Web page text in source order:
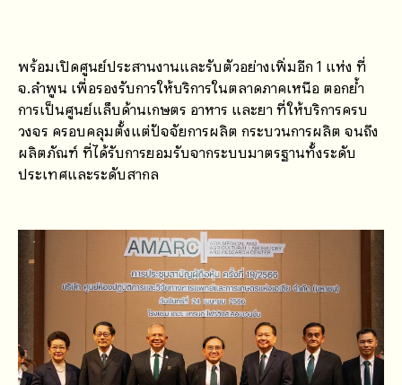
พร้อมเปิดศูนย์ประสานงานและรับตัวอย่างเพิ่มอีก 1 แห่ง ที่
จ.ลำพูน เพื่อรองรับการให้บริการในตลาดภาคเหนือ ตอกย้ำ
การเป็นศูนย์แล็บด้านเกษตร อาหาร และยา ที่ให้บริการครบ
วงจร ครอบคลุมตั้งแต่ปัจจัยการผลิต กระบวนการผลิต จนถึง
ผลิตภัณฑ์ ที่ได้รับการยอมรับจากระบบมาตรฐานทั้งระดับ
ประเทศและระดับสากล